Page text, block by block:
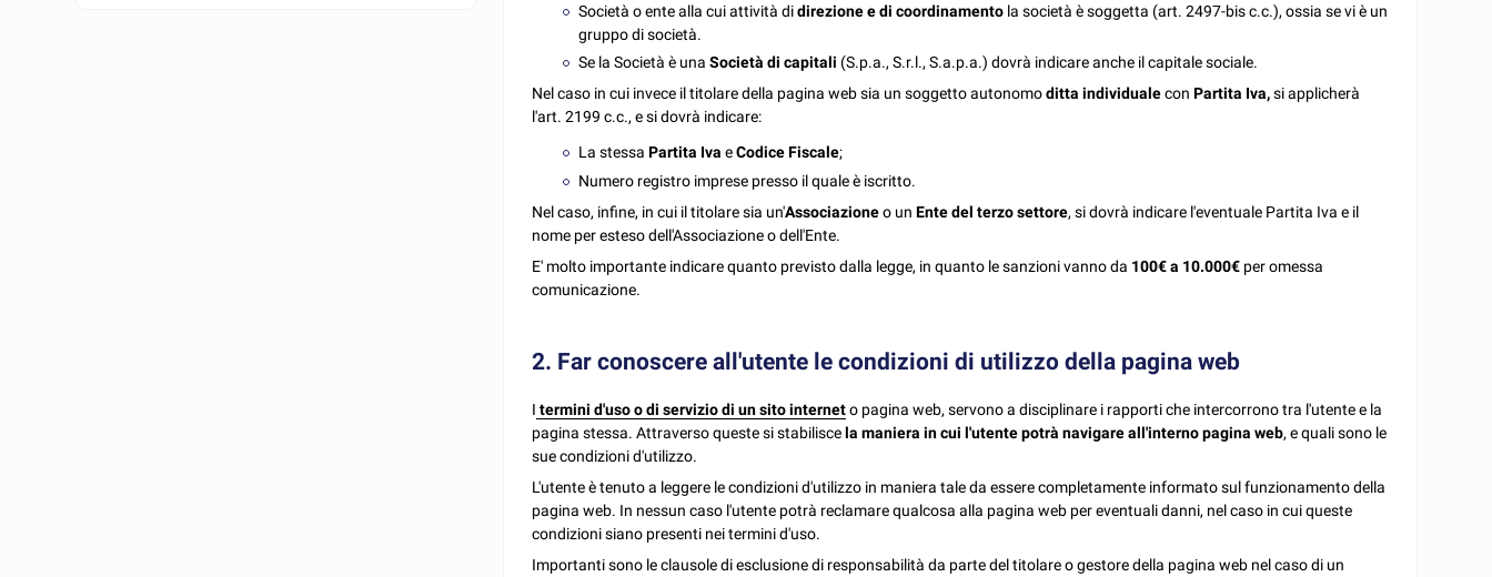
Società o ente alla cui attività didirezione e di coordinamento la società è soggetta (art. 2497-bis c.c.), ossia se vi è un
gruppo di società.
Se la Società è unaSocietà di capitali (S.p.a., S.r.l., S.a.p.a.) dovrà indicare anche il capitale sociale.
Nel caso in cui invece il titolare della pagina web sia un soggetto autonomoditta individualeconPartita Iva,si applicherà
l'art. 2199 c.c., e si dovrà indicare:
La stessaPartita Iva eCodice Fiscale;
Numero registro imprese presso il quale è iscritto.
Nel caso, infine, in cui il titolare sia un'Associazioneo unEnte del terzo settore, si dovrà indicare l'eventuale Partita Iva e il
nome per esteso dell'Associazione o dell'Ente.
E' molto importante indicare quanto previsto dalla legge, in quanto le sanzioni vanno da 100€ a 10.000€ per omessa
comunicazione.
2. Far conoscere all'utente le condizioni di utilizzo della pagina web
I termini d'uso o di servizio di un sito interneto pagina web, servono a disciplinare i rapporti che intercorrono tra l'utente e la
pagina stessa. Attraverso queste si stabilisce la maniera in cui l'utente potrà navigare all'interno pagina web, e quali sono le
sue condizioni d'utilizzo.
L'utente è tenuto a leggere le condizioni d'utilizzo in maniera tale da essere completamente informato sul funzionamento della
pagina web. In nessun caso l'utente potrà reclamare qualcosa alla pagina web per eventuali danni, nel caso in cui queste
condizioni siano presenti nei termini d'uso.
Importanti sono le clausole di esclusione di responsabilità da parte del titolare o gestore della pagina web nel caso di un